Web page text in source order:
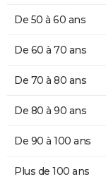
De 50 à 60 ans
De 60 à 70 ans
De 70 à 80 ans
De 80 à 90 ans
De 90 à 100 ans
Plus de 100 ans